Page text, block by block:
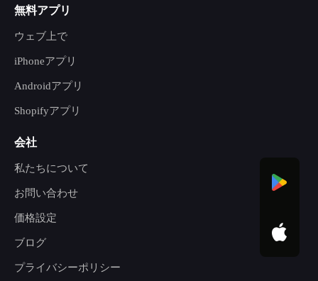
無料アプリ
ウェブ上で
iPhoneアプリ
Androidアプリ
Shopifyアプリ
会社
私たちについて
お問い合わせ
価格設定
ブログ
プライバシーポリシー